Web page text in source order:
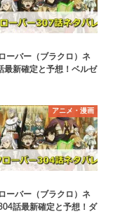
ーバー（ブラクロ）ネ
最新確定と予想！ベルゼ
アニメ・漫画
ーバー（ブラクロ）ネ
話最新確定と予想！ダ